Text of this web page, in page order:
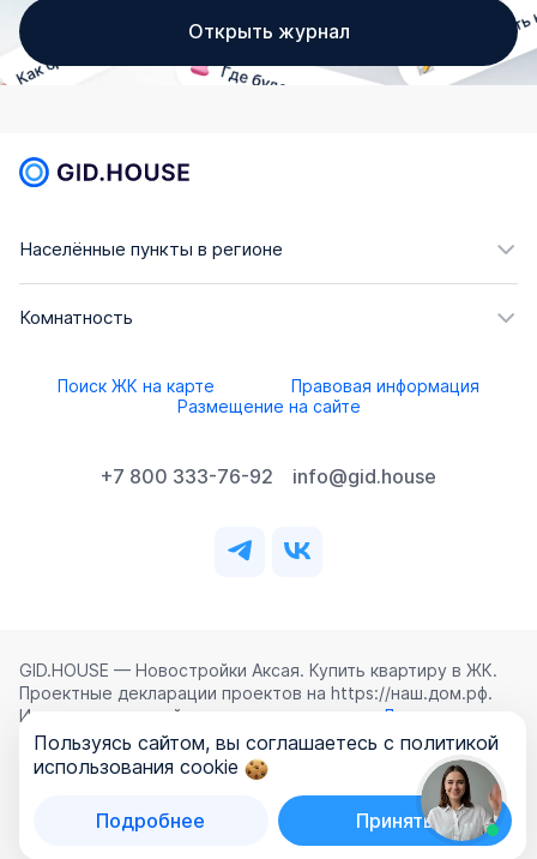
Открыть журнал
Населённые пункты в регионе
Комнатность
Поиск ЖК на карте
Правовая информация
Размещение на сайте
+7 800 333-76-92 info@gid.house
GID.HOUSE — Новостройки Аксая. Купить квартиру в ЖК.
Проектные декларации проектов на https://наш.дом.рф.
Использование сайта означает согласие с
Лицензионным
соглашением ,Политикой конфиденциальностии
Политикой обработки персональных данных
ООО «ГИД.ХАУЗ»
Пользуясь сайтом, вы соглашаетесь с политикой
использования cookie
Подробнее Принять